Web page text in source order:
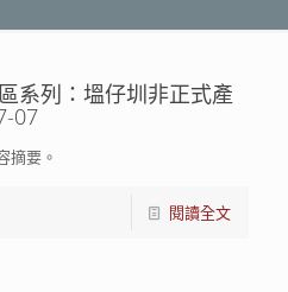
系列：塭仔圳非正式產
07
摘要。
閱讀全文